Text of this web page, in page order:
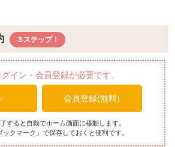
瓜 蓬麩 鮑茸 三本軸
あしらい一式
ぐー豚 車海老 彩野菜 ミニサラダ
汁 香の物
イン・会員登録が必要です。
会員登録(無料)
すると自動でホーム画面に移動します。
ックマーク」で保存しておくと便利です。